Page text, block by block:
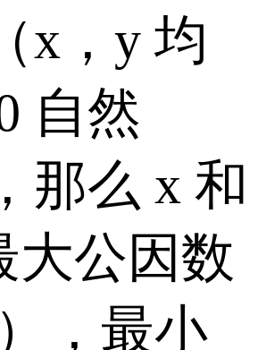
x，y 均
自然
那么 x 和
大公因数
，最小